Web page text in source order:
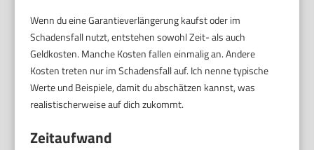
Wenn du eine Garantieverlängerung kaufst oder im
Schadensfall nutzt, entstehen sowohl Zeit- als auch
Geldkosten. Manche Kosten fallen einmalig an. Andere
Kosten treten nur im Schadensfall auf. Ich nenne typische
Werte und Beispiele, damit du abschätzen kannst, was
realistischerweise auf dich zukommt.
Zeitaufwand